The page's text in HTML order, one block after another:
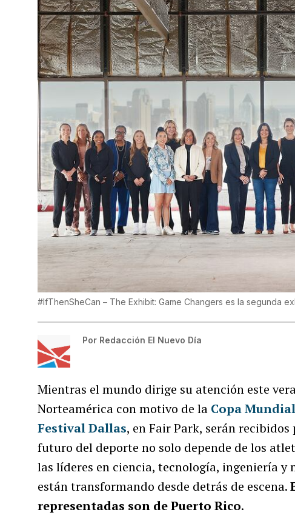
#IfThenSheCan – The Exhibit: Game Changers es la segunda
Por Redacción El Nuevo Día
Mientras el mundo dirige su atención este
Norteamérica con motivo de la Copa
Festival Dallas, en Fair Park, serán
futuro del deporte no solo depende de los
las líderes en ciencia, tecnología, ingeniería y
están transformando desde detrás de escena.
representadas son de Puerto Rico.